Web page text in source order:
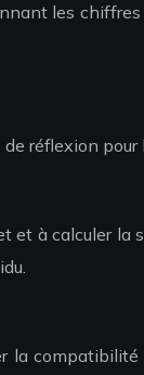
les
réflexion
à